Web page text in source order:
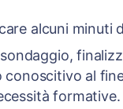
alcuni minuti
al
formative.